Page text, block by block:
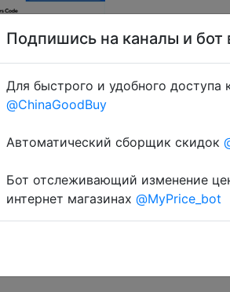
+ промокод розпродажу
Подпишись на каналы и бот
Для быстрого и удобного доступа
@ChinaGoodBuy
Автоматический сборщик скидок
Бот отслеживающий изменение
интернет магазинах @MyPrice_bot